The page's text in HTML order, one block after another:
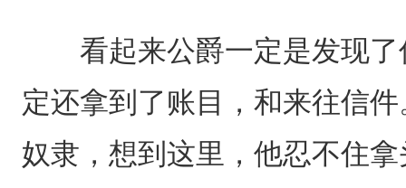
看起来公爵一定是发现了
定还拿到了账目，和来往信
奴隶，想到这里，他忍不住